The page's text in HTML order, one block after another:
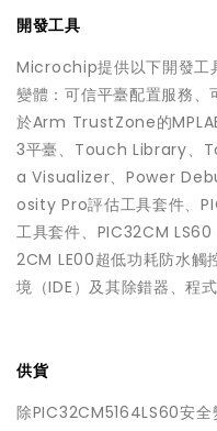
開發工具
Microchip提供以下開發工
變體：可信平臺配置服務
於Arm TrustZone的
3平臺、Touch Library、
a Visualizer、Power
osity Pro評估工具套件、
工具套件、PIC32CM
2CM LE00超低功耗防水觸
境（IDE）及其除錯器、程
供貨
除PIC32CM5164LS60安